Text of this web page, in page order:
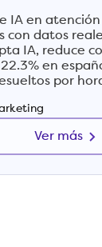
IA en
con datos
IA, reduce
en
por
Ver más